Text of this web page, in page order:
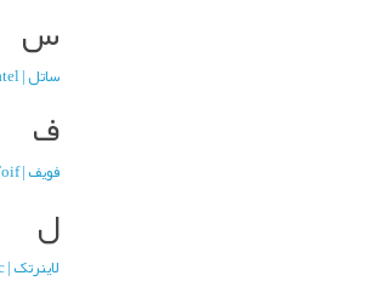
س
ساتل | Satel
ف
فویف | Foif
ل
لاینرتک | Linertec